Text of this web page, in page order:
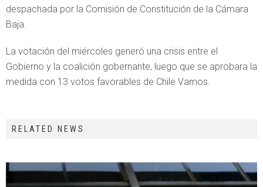
despachada por la Comisión de Constitución de la Cámara
Baja.
La votación del miércoles generó una crisis entre el
Gobierno y la coalición gobernante, luego que se aprobara la
medida con 13 votos favorables de Chile Vamos.
RELATED NEWS